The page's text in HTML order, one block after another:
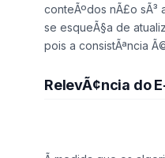
conteÃºdos nÃ£o sÃ³
se esqueÃ§a de
pois a consistÃªncia
RelevÃ¢ncia do